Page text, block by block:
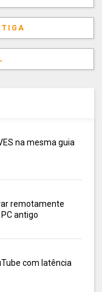
na mesma guia
remotamente
antigo
com latência